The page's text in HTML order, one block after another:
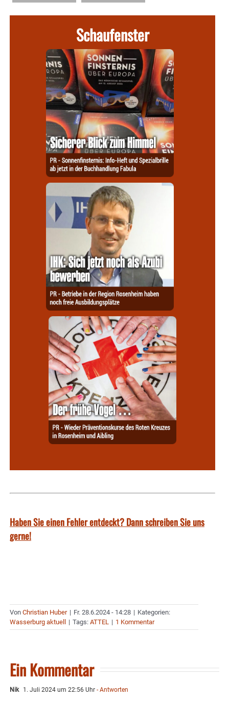
Schaufenster
Haben Sie einen Fehler entdeckt? Dann schreiben Sie uns
gerne!
Von Christian Huber | Fr. 28.6.2024 - 14:28 | Kategorien:
Wasserburg aktuell | Tags: ATTEL | 1 Kommentar
Ein Kommentar
Nik 1. Juli 2024 um 22:56 Uhr - Antworten